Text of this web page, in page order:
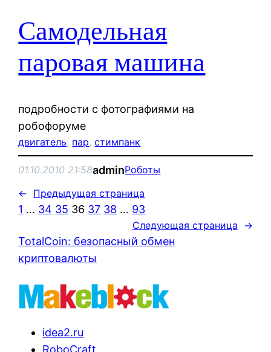
Самодельная
паровая машина
подробности с фотографиями на
робофоруме
двигатель, пар, стимпанк
01.10.2010 21:58adminРоботы
← Предыдущая страница
1 … 34 35 36 37 38 … 93
Следующая страница →
TotalCoin: безопасный обмен
криптовалюты
idea2.ru
RoboCraft